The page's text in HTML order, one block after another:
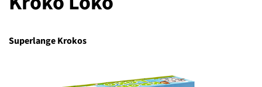
Superlange Krokos